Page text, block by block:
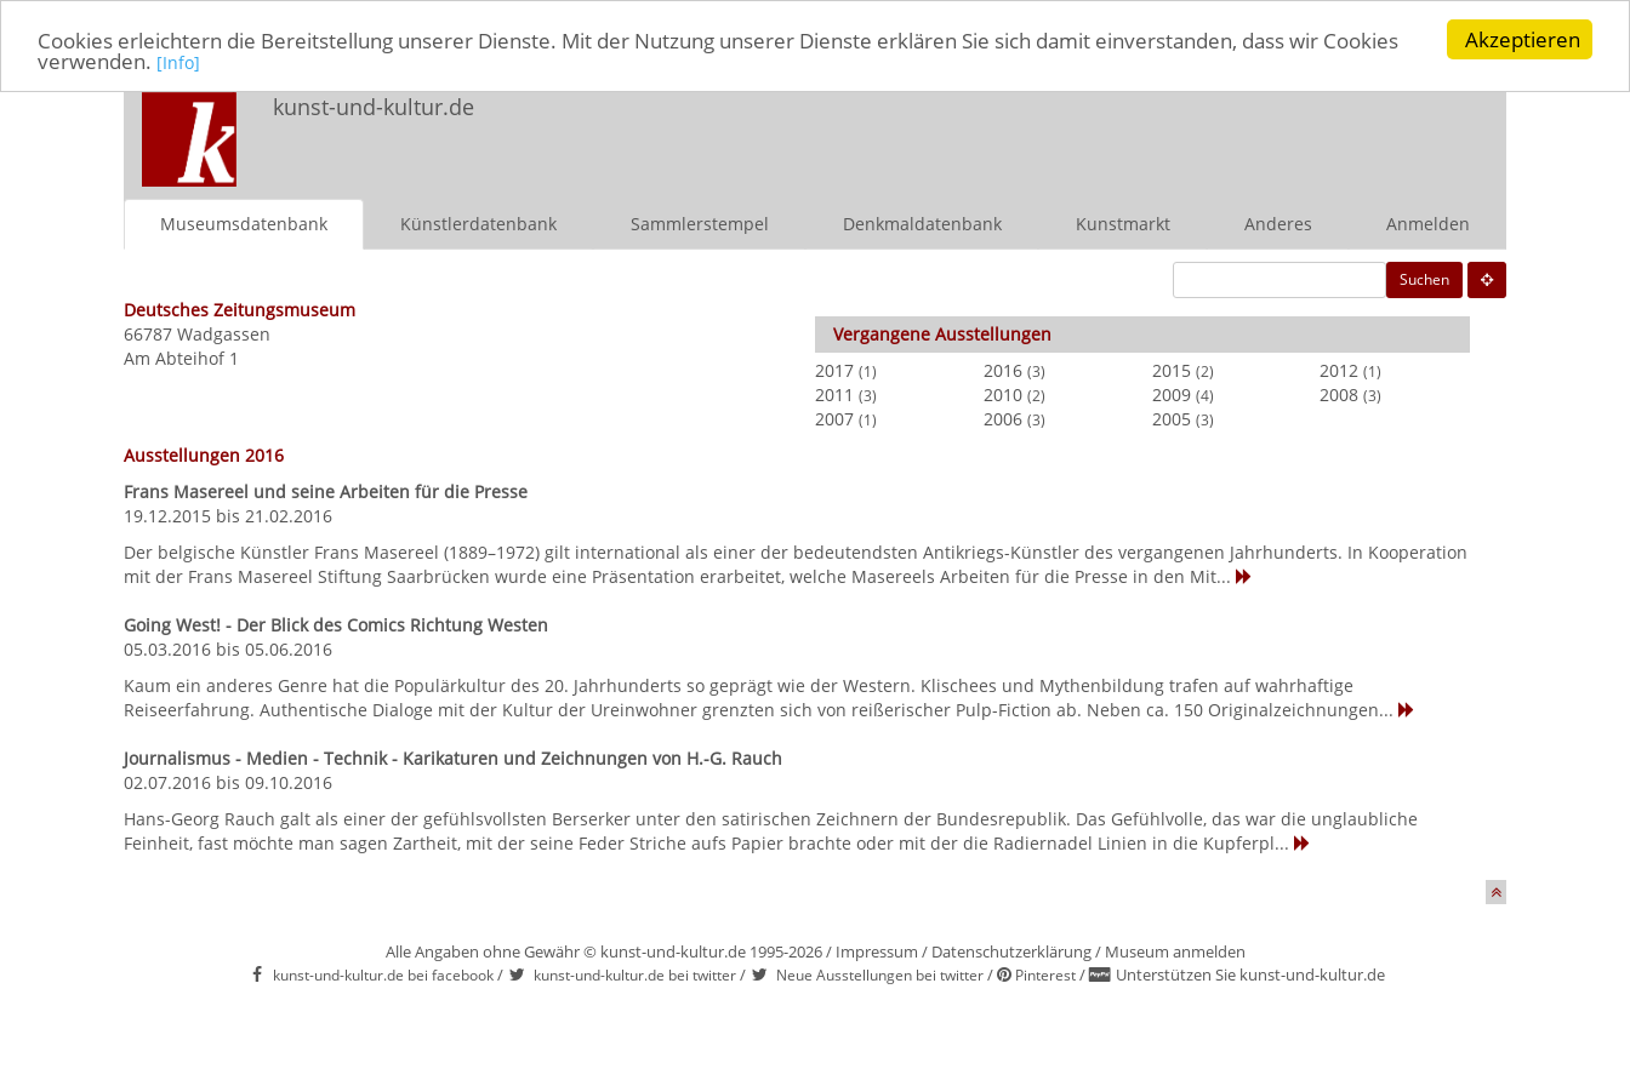
Akzeptieren
Cookies erleichtern die Bereitstellung unserer Dienste. Mit der Nutzung unserer Dienste erklären Sie sich damit einverstanden, dass wir Cookies
verwenden. [Info]
kunst-und-kultur.de
Museumsdatenbank Künstlerdatenbank Sammlerstempel Denkmaldatenbank Kunstmarkt Anderes Anmelden
Suchen
Deutsches Zeitungsmuseum
66787 Wadgassen
Am Abteihof 1
Vergangene Ausstellungen
2017 (1) 2016 (3) 2015 (2) 2012 (1)
2011 (3) 2010 (2) 2009 (4) 2008 (3)
2007 (1) 2006 (3) 2005 (3)
Ausstellungen 2016
Frans Masereel und seine Arbeiten für die Presse
19.12.2015 bis 21.02.2016
Der belgische Künstler Frans Masereel (1889–1972) gilt international als einer der bedeutendsten Antikriegs-Künstler des vergangenen Jahrhunderts. In Kooperation
mit der Frans Masereel Stiftung Saarbrücken wurde eine Präsentation erarbeitet, welche Masereels Arbeiten für die Presse in den Mit...
Going West! - Der Blick des Comics Richtung Westen
05.03.2016 bis 05.06.2016
Kaum ein anderes Genre hat die Populärkultur des 20. Jahrhunderts so geprägt wie der Western. Klischees und Mythenbildung trafen auf wahrhaftige
Reiseerfahrung. Authentische Dialoge mit der Kultur der Ureinwohner grenzten sich von reißerischer Pulp-Fiction ab. Neben ca. 150 Originalzeichnungen...
Journalismus - Medien - Technik - Karikaturen und Zeichnungen von H.-G. Rauch
02.07.2016 bis 09.10.2016
Hans-Georg Rauch galt als einer der gefühlsvollsten Berserker unter den satirischen Zeichnern der Bundesrepublik. Das Gefühlvolle, das war die unglaubliche
Feinheit, fast möchte man sagen Zartheit, mit der seine Feder Striche aufs Papier brachte oder mit der die Radiernadel Linien in die Kupferpl...
Alle Angaben ohne Gewähr © kunst-und-kultur.de 1995-2026 / Impressum / Datenschutzerklärung/ Museum anmelden
kunst-und-kultur.de bei facebook/ kunst-und-kultur.de bei twitter/ Neue Ausstellungen bei twitter/ Pinterest/ Unterstützen Sie kunst-und-kultur.de